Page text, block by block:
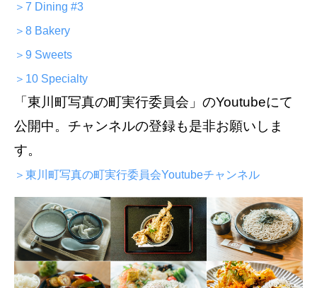
＞7 Dining #3
＞8 Bakery
＞9 Sweets
＞10 Specialty
「東川町写真の町実行委員会」のYoutubeにて
公開中。チャンネルの登録も是非お願いしま
す。
＞東川町写真の町実行委員会Youtubeチャンネル